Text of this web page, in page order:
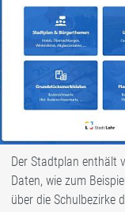
Der Stadtplan enthält
Daten, wie zum
über die Schulbezirke